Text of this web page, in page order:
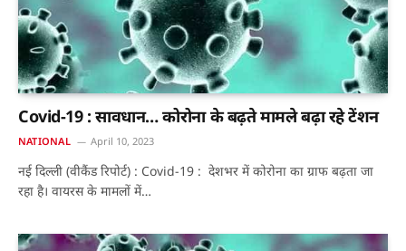
Covid-19 : सावधान… कोरोना के बढ़ते मामले बढ़ा रहे टेंशन
NATIONAL April 10, 2023
नई दिल्ली (वीकैंड रिपोर्ट) : Covid-19 : देशभर में कोरोना का ग्राफ बढ़ता जा
रहा है। वायरस के मामलों में…